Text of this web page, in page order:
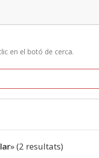
en el botó de cerca.
» (2 resultats)